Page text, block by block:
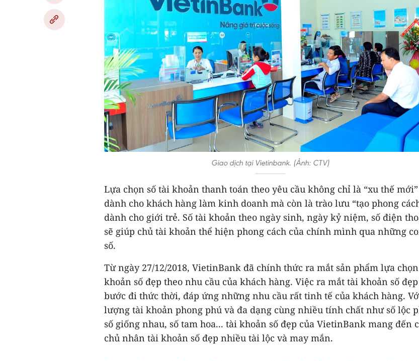
Giao dịch tại Vietinbank. (Ảnh: CTV)
Lựa chọn số tài khoản thanh toán theo yêu cầu không chỉ là “xu thế mới”
dành cho khách hàng làm kinh doanh mà còn là trào lưu “tạo phong
dành cho giới trẻ. Số tài khoản theo ngày sinh, ngày kỷ niệm, số điện
sẽ giúp chủ tài khoản thể hiện phong cách của chính mình qua những
số.
Từ ngày 27/12/2018, VietinBank đã chính thức ra mắt sản phẩm lựa
khoản số đẹp theo nhu cầu của khách hàng. Việc ra mắt tài khoản số
bước đi thức thời, đáp ứng những nhu cầu rất tinh tế của khách hàng.
lượng tài khoản phong phú và đa dạng cùng nhiều tính chất như số lộc
số giống nhau, số tam hoa... tài khoản số đẹp của VietinBank mang đến
chủ nhân tài khoản số đẹp nhiều tài lộc và may mắn.